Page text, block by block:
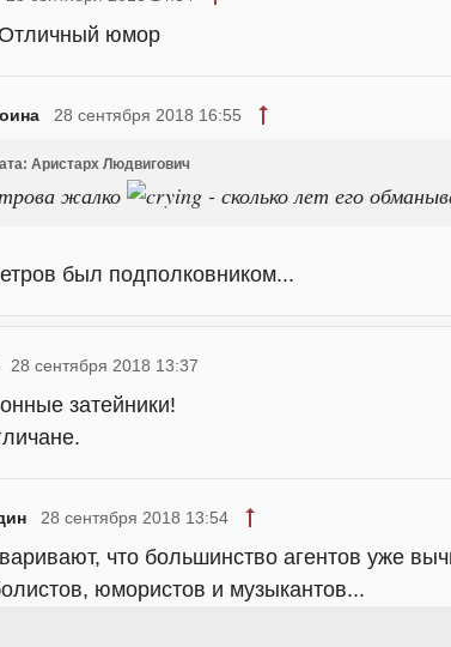
юмор
28 сентября 2018 16:55
Аристарх Людвигович
жалко - сколько лет его
был подполковником...
28 сентября 2018 13:37
затейники!
28 сентября 2018 13:54
что большинство агентов уже
юмористов и музыкантов...